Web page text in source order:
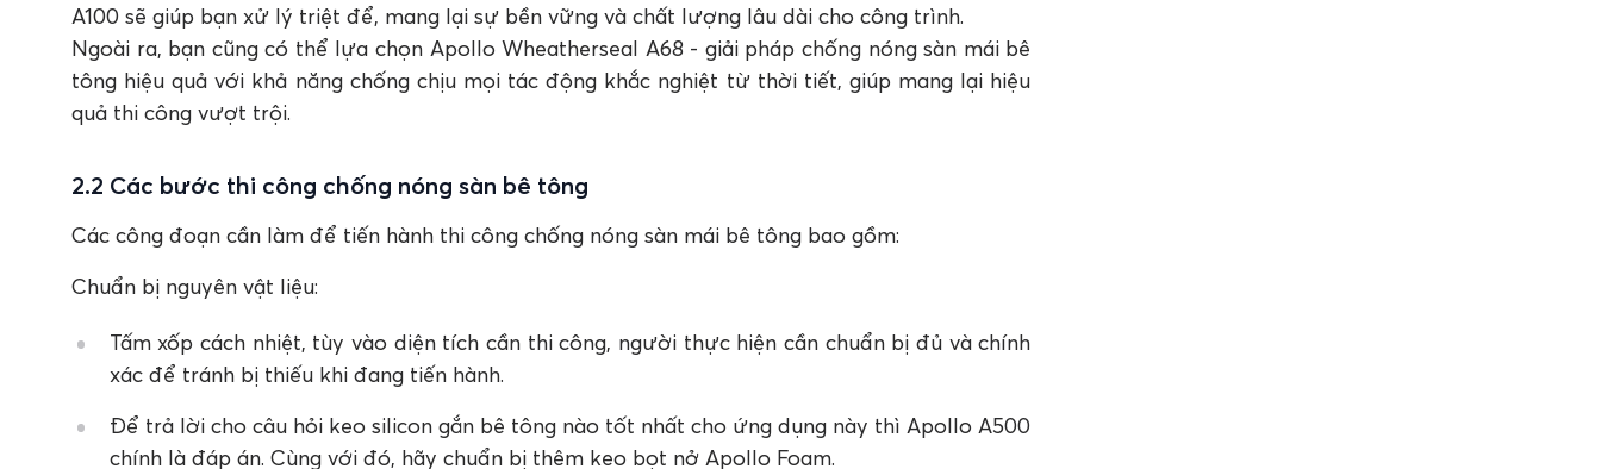
A100 sẽ giúp bạn xử lý triệt để, mang lại sự bền vững và chất lượng lâu dài cho công trình.
Ngoài ra, bạn cũng có thể lựa chọn Apollo Wheatherseal A68 - giải pháp chống nóng sàn mái bê
tông hiệu quả với khả năng chống chịu mọi tác động khắc nghiệt từ thời tiết, giúp mang lại hiệu
quả thi công vượt trội.
2.2 Các bước thi công chống nóng sàn bê tông
Các công đoạn cần làm để tiến hành thi công chống nóng sàn mái bê tông bao gồm:
Chuẩn bị nguyên vật liệu:
Tấm xốp cách nhiệt, tùy vào diện tích cần thi công, người thực hiện cần chuẩn bị đủ và chính
xác để tránh bị thiếu khi đang tiến hành.
Để trả lời cho câu hỏi keo silicon gắn bê tông nào tốt nhất cho ứng dụng này thì Apollo A500
chính là đáp án. Cùng với đó, hãy chuẩn bị thêm keo bọt nở Apollo Foam.